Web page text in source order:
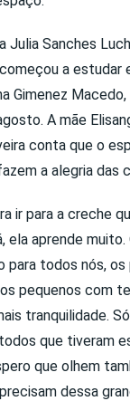
Julia Sanches
a estudar
Gimenez Macedo,
A mãe
conta que o
a alegria das
ir para a creche
ela aprende
para todos nós, os
pequenos com
tranquilidade.
que tiveram
que olhem
dessa